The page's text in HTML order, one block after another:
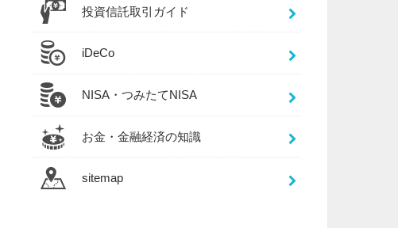
投資信託取引ガイド
iDeCo
NISA・つみたてNISA
お金・金融経済の知識
sitemap